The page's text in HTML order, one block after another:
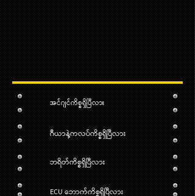
အင်ဂျင်ကိစ္စရှိပြီလား
ဂီယာနဲ့ကလပ်ကိစ္စရှိပြီလား
ဘရိတ်ကိစ္စရှိပြီလား
ECU ဘောက်ကိစ္စရှိပြီလား